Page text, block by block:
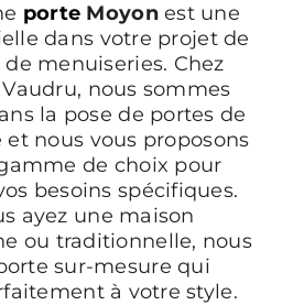
porte Moyonest une
dans votre projet de
menuiseries. Chez
nous sommes
la pose de portes de
nous vous proposons
de choix pour
besoins spécifiques.
ayez une maison
ou traditionnelle, nous
sur-mesure qui
à votre style.